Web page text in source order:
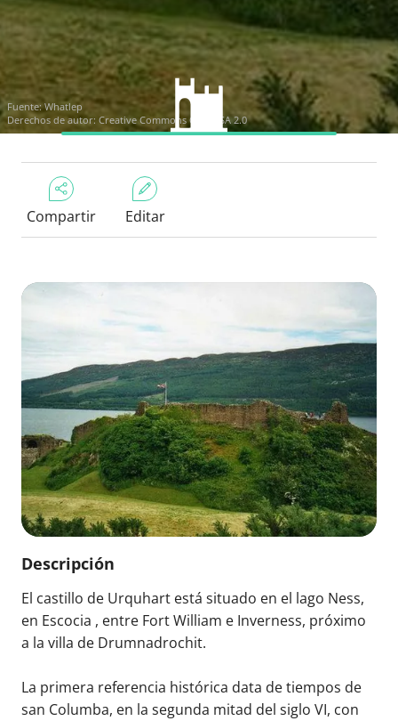
Fuente:Whatlep
Derechos de autor: Creative Commons CC BY-SA 2.0
Compartir Editar
Descripción
El castillo de Urquhart está situado en el lago Ness,
en Escocia , entre Fort William e Inverness, próximo
a la villa de Drumnadrochit.
La primera referencia histórica data de tiempos de
san Columba, en la segunda mitad del siglo VI, con